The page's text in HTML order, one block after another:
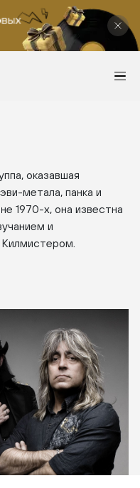
оказавшая
метала, панка и
1970-х, она известна
и